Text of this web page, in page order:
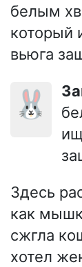
белым
который
вьюга
🐰
Здесь
как
сжгла
хотел